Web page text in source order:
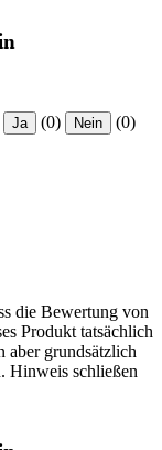
Ja (0) Nein (0)
die Bewertung von
Produkt tatsächlich
aber grundsätzlich
Hinweis schließen